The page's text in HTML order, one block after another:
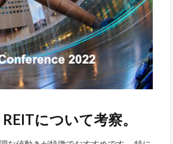
について考察。